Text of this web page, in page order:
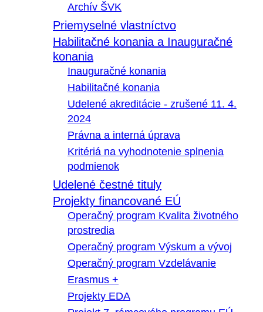
Archív ŠVK
Priemyselné vlastníctvo
Habilitačné konania a Inauguračné
konania
Inauguračné konania
Habilitačné konania
Udelené akreditácie - zrušené 11. 4.
2024
Právna a interná úprava
Kritériá na vyhodnotenie splnenia
podmienok
Udelené čestné tituly
Projekty financované EÚ
Operačný program Kvalita životného
prostredia
Operačný program Výskum a vývoj
Operačný program Vzdelávanie
Erasmus +
Projekty EDA